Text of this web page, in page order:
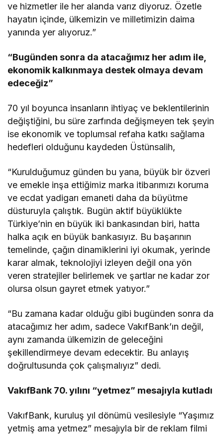
ve hizmetler ile her alanda varız diyoruz. Özetle
hayatın içinde, ülkemizin ve milletimizin daima
yanında yer alıyoruz.”
“Bugünden sonra da atacağımız her adım ile,
ekonomik kalkınmaya destek olmaya devam
edeceğiz”
70 yıl boyunca insanların ihtiyaç ve beklentilerinin
değiştiğini, bu süre zarfında değişmeyen tek şeyin
ise ekonomik ve toplumsal refaha katkı sağlama
hedefleri olduğunu kaydeden Üstünsalih,
“Kurulduğumuz günden bu yana, büyük bir özveri
ve emekle inşa ettiğimiz marka itibarımızı koruma
ve ecdat yadigarı emaneti daha da büyütme
düsturuyla çalıştık. Bugün aktif büyüklükte
Türkiye’nin en büyük iki bankasından biri, hatta
halka açık en büyük bankasıyız. Bu başarının
temelinde, çağın dinamiklerini iyi okumak, yerinde
karar almak, teknolojiyi izleyen değil ona yön
veren stratejiler belirlemek ve şartlar ne kadar zor
olursa olsun gayret etmek yatıyor.”
“Bu zamana kadar olduğu gibi bugünden sonra da
atacağımız her adım, sadece VakıfBank’ın değil,
aynı zamanda ülkemizin de geleceğini
şekillendirmeye devam edecektir. Bu anlayış
doğrultusunda çok çalışmalıyız” dedi.
VakıfBank 70. yılını “yetmez” mesajıyla kutladı
VakıfBank, kuruluş yıl dönümü vesilesiyle “Yaşımız
yetmiş ama yetmez” mesajıyla bir de reklam filmi